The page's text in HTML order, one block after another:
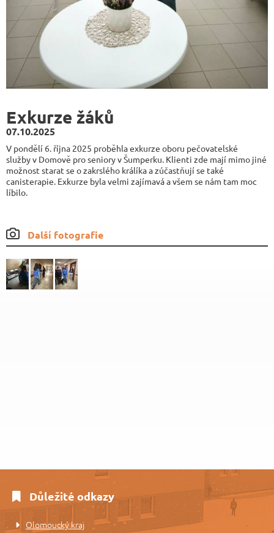
Exkurze žáků
07.10.2025
V pondělí 6. října 2025 proběhla exkurze oboru pečovatelské
služby v Domově pro seniory v Šumperku. Klienti zde mají mimo jiné
možnost starat se o zakrslého králíka a zúčastňují se také
canisterapie. Exkurze byla velmi zajímavá a všem se nám tam moc
líbilo.
Další fotografie
Důležité odkazy
Olomoucký kraj